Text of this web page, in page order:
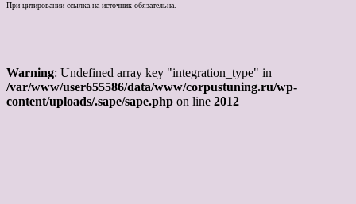
При цитировании ссылка на источник обязательна.
Warning: Undefined array key "integration_type" in
/var/www/user655586/data/www/corpustuning.ru/wp-
content/uploads/.sape/sape.php on line 2012